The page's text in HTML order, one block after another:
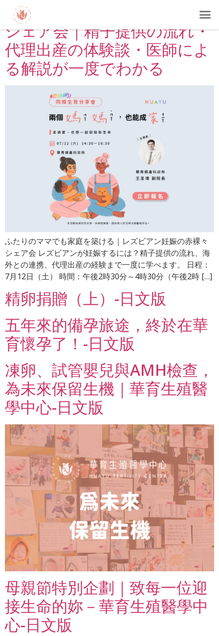
る｜レズビアン妊娠の赤裸々
シェア会｜精子提供の流れ・
代理出産の体験談・医師によ
る解説が一度でわかる
ふたりのママでも家庭を築ける｜レズビアン妊娠の赤裸々
シェア会 レズビアンが妊娠するには？精子提供の流れ、海
外との連携、代理出産の経験まで一度に学べます。 日程：
7月12日（土） 時間：午後2時30分～4時30分（午後2時 […]
精卵捐贈（上）-日文版
五年來的備孕旅途，終於在華
育懷孕了！-日文版
凍卵、試管嬰兒與AMH檢查，
為未來保留生機｜華育生殖醫
學中心-日文版
母親節特別企劃｜致每一位迎
接生命的妳－華育生殖醫學中
心-日文版